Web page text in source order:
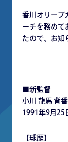
⾹川オリーブ
ーチを務めて
たので、お知
■新監督
⼩川 ⿓⾺ 背
1991年9⽉25
【球歴】